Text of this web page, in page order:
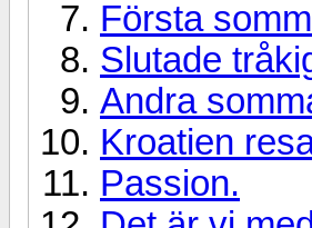
Första
Slutade
Andra
Kroatien
Passion.